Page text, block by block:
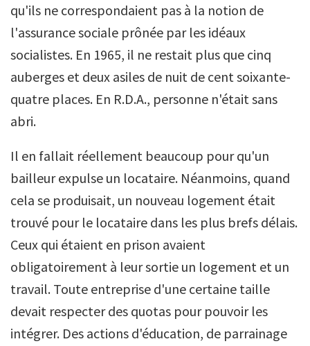
qu'ils ne correspondaient pas à la notion de
l'assurance sociale prônée par les idéaux
socialistes. En 1965, il ne restait plus que cinq
auberges et deux asiles de nuit de cent soixante-
quatre places. En R.D.A., personne n'était sans
abri.
Il en fallait réellement beaucoup pour qu'un
bailleur expulse un locataire. Néanmoins, quand
cela se produisait, un nouveau logement était
trouvé pour le locataire dans les plus brefs délais.
Ceux qui étaient en prison avaient
obligatoirement à leur sortie un logement et un
travail. Toute entreprise d'une certaine taille
devait respecter des quotas pour pouvoir les
intégrer. Des actions d'éducation, de parrainage